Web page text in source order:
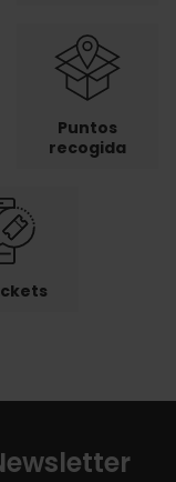
Puntos
recogida